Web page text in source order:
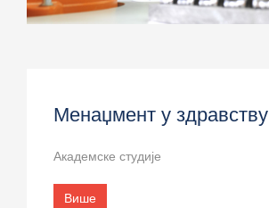
Менаџмент у здравству
Академске студије
Више